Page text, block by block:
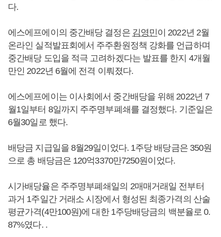
다.
에스에프에이의 중간배당 결정은 김영민이 2022년 2월
온라인 실적발표회에서 주주환원정책 강화를 언급하며
중간배당 도입을 적극 고려하겠다는 발표를 한지 4개월
만인 2022년 6월에 전격 이뤄졌다.
에스에프에이는 이사회에서 중간배당을 위해 2022년 7
월1일부터 8일까지 주주명부폐쇄를 결정했다. 기준일은
6월30일로 했다.
배당금 지급일을 8월29일이었다. 1주당 배당금은 350원
으로 총 배당금은 120억3370만7250원이었다.
시가배당율은 주주명부폐쇄일의 2매매거래일 전부터
과거 1주일간 거래소 시장에서 형성된 최종가격의 산술
평균가격(4만100원)에 대한 1주당배당금의 백분율로 0.
87%였다. .